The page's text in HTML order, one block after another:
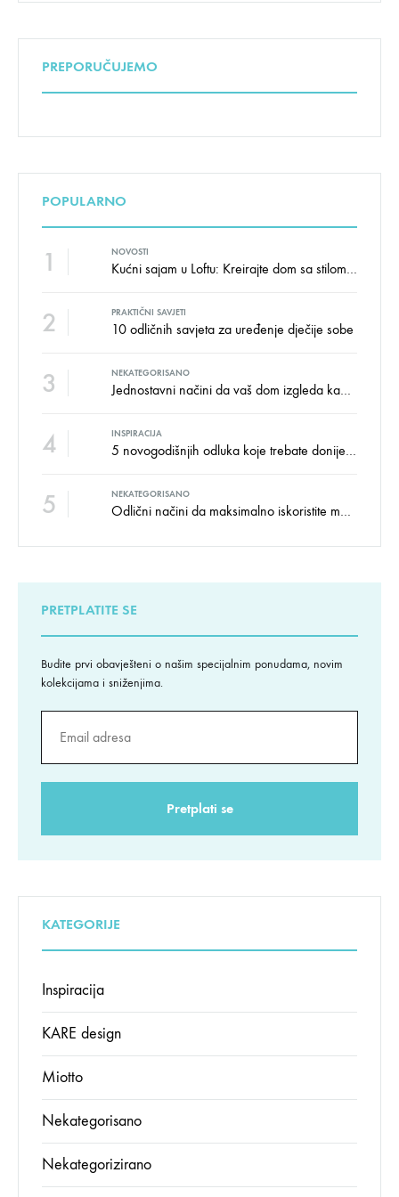
PREPORUČUJEMO
POPULARNO
1 NOVOSTI
2 PRAKTIČNI SAVJETI
10 odličnih savjeta za uređenje dječije sobe
3 NEKATEGORISANO
4 INSPIRACIJA
5 NEKATEGORISANO
PRETPLATITE SE
Budite prvi obavješteni o našim specijalnim ponudama, novim
kolekcijama i sniženjima.
KATEGORIJE
Inspiracija
KARE design
Miotto
Nekategorisano
Nekategorizirano